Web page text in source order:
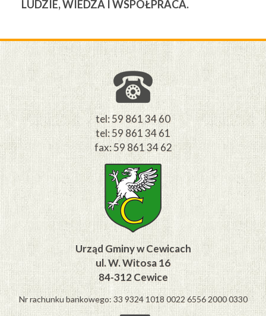
LUDZIE, WIEDZA I WSPÓŁPRACA.
tel: 59 861 34 60
tel: 59 861 34 61
fax: 59 861 34 62
Urząd Gminy w Cewicach
ul. W. Witosa 16
84-312 Cewice
Nr rachunku bankowego: 33 9324 1018 0022 6556 2000 0330